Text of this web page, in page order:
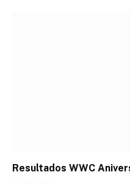
Resultados WWC